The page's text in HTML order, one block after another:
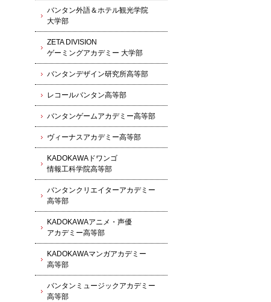
バンタン外語＆ホテル観光学院
大学部
ZETA DIVISION
ゲーミングアカデミー 大学部
バンタンデザイン研究所高等部
レコールバンタン高等部
バンタンゲームアカデミー高等部
ヴィーナスアカデミー高等部
KADOKAWAドワンゴ
情報工科学院高等部
バンタンクリエイターアカデミー
高等部
KADOKAWAアニメ・声優
アカデミー高等部
KADOKAWAマンガアカデミー
高等部
バンタンミュージックアカデミー
高等部